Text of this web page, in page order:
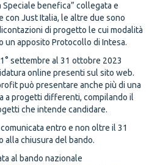
Speciale benefica” collegata e
con Just Italia, le altre due sono
di progetto le cui modalità
un apposito Protocollo di Intesa.
settembre al 31 ottobre 2023
online presenti sul sito web.
può presentare anche più di una
a progetti differenti, compilando il
che intende candidare.
entro e non oltre il 31
alla chiusura del bando.
al bando nazionale